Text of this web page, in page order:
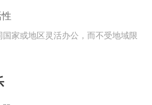
国家或地区灵活办公，而不受地域限